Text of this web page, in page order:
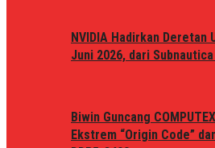
NVIDIA Hadirkan Deretan
Juni 2026, dari
Biwin Guncang
Ekstrem “Origin Code”